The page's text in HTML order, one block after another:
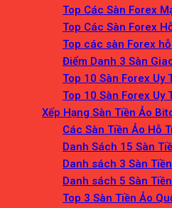
Top Các Sàn Forex
Top Các Sàn Forex
Top các sàn Forex
Điểm Danh 3 Sàn
Top 10 Sàn Forex
Top 10 Sàn Forex Uy
Xếp Hạng Sàn Tiền Ảo
Các Sàn Tiền Ảo Hỗ
Danh Sách 15 Sàn
Danh sách 3 Sàn
Danh sách 5 Sàn
Top 3 Sàn Tiền Ảo